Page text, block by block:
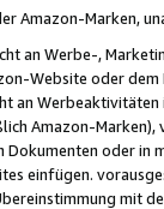
Amazon-Marken,
an Werbe-,
Website oder
an
Amazon-
Dokumenten oder in
einfügen.
mit